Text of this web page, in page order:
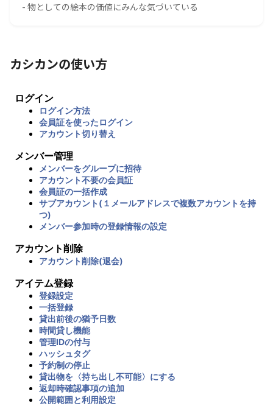
- 物としての絵本の価値にみんな気づいている
カシカンの使い方
ログイン
ログイン方法
会員証を使ったログイン
アカウント切り替え
メンバー管理
メンバーをグループに招待
アカウント不要の会員証
会員証の一括作成
サブアカウント(１メールアドレスで複数アカウントを持
つ)
メンバー参加時の登録情報の設定
アカウント削除
アカウント削除(退会)
アイテム登録
登録設定
一括登録
貸出前後の猶予日数
時間貸し機能
管理IDの付与
ハッシュタグ
予約制の停止
貸出物を〈持ち出し不可能〉にする
返却時確認事項の追加
公開範囲と利用設定